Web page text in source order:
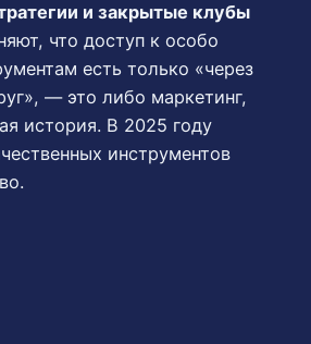
и закрытые клубы
что доступ к особо
есть только «через
— это либо маркетинг,
история. В 2025 году
инструментов